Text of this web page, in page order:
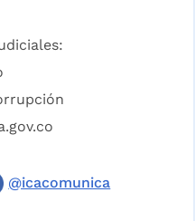
@icacomunica